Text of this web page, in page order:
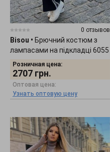
0 отзывов
Bisou • Брючний костюм з
лампасами на підкладці 6055
Розничная цена:
2707 грн.
Оптовая цена:
Узнать оптовую цену